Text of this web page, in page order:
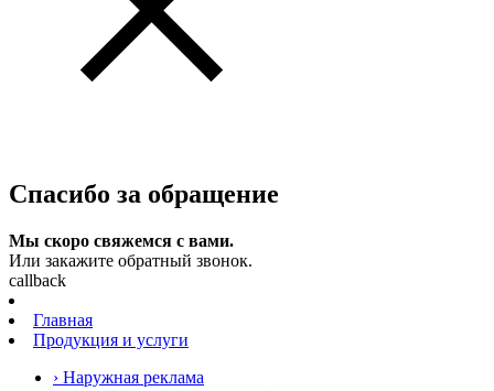
Спасибо за обращение
Мы скоро свяжемся с вами.
Или закажите обратный звонок.
callback
Главная
Продукция и услуги
› Наружная реклама